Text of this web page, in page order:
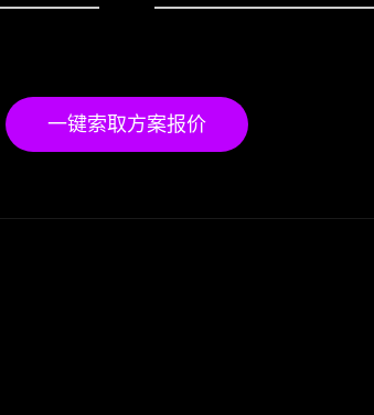
一键索取方案报价